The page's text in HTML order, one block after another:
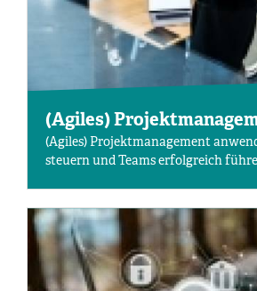
(Agiles)
(Agiles) Projektmanagement
steuern und Teams erfolgreich